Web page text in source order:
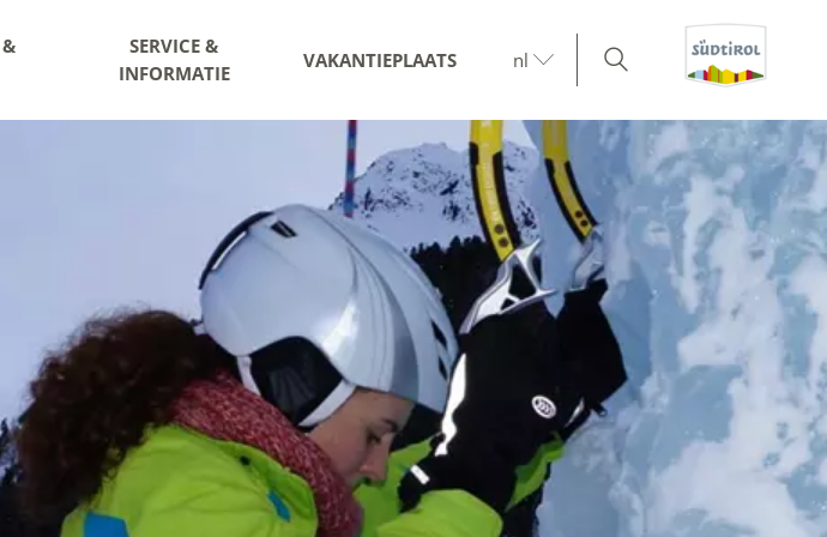
SERVICE &
INFORMATIE
VAKANTIEPLAATS nl